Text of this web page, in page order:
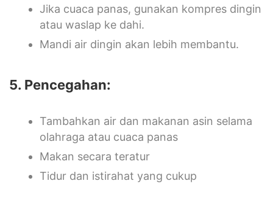
Jika cuaca panas, gunakan kompres dingin
atau waslap ke dahi.
Mandi air dingin akan lebih membantu.
5. Pencegahan:
Tambahkan air dan makanan asin selama
olahraga atau cuaca panas
Makan secara teratur
Tidur dan istirahat yang cukup